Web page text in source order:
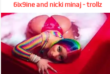
6ix9ine and nicki minaj - trollz